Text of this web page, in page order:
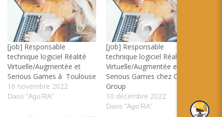
[job] Responsable
technique logiciel Réalité
Virtuelle/Augmentée et
Serious Games à Toulouse
16 novembre 2022
Dans "Ago’RA"
[job] Responsable
technique logiciel Réalité
Virtuelle/Augmentée et
Serious Games chez CS
Group
10 décembre 2022
Dans "Ago’RA"